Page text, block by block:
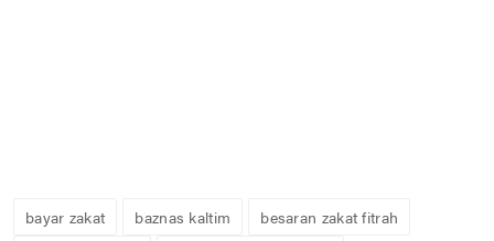
bayar zakat baznas kaltim
besaran zakat fitrah